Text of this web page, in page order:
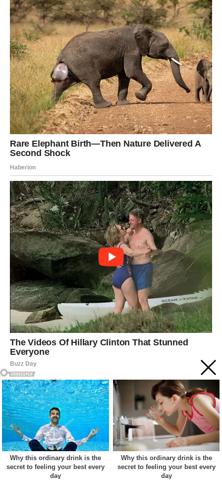
Acest site web folosește cookie-uri pentru a vă îmbunătăți
experiența. Vom presupune că sunteți de acord cu asta dacă
vă continuați navigarea.
Cookie settings ACCEPT